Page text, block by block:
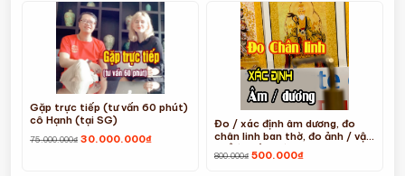
Gặp trực tiếp (tư vấn 60 phút)
cô Hạnh (tại SG)
75.000.000₫ Giá
30.000.000₫Giá
Đo / xác định âm dương, đo
chân linh ban thờ, đo ảnh / vật
thể (01 lần đo)
800.000₫ Giá
500.000₫Giá